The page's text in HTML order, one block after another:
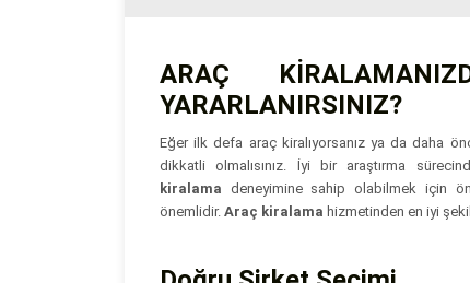
ARAÇ
YARARLANIRSINIZ?
Eğer ilk defa araç kiralıyorsanız ya da daha
dikkatli olmalısınız. İyi bir araştırma
kiralama deneyimine sahip olabilmek için
önemlidir. Araç kiralama hizmetinden en iyi